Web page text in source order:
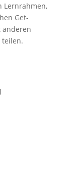
Lernrahmen,
Get-
anderen
teilen.